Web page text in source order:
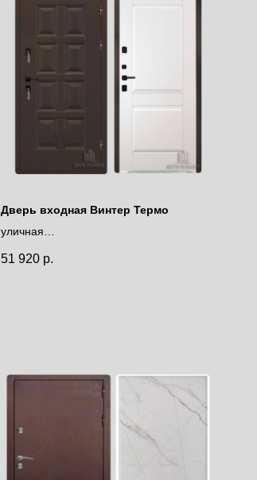
Дверь входная Винтер Термо
уличная
51 920 р.